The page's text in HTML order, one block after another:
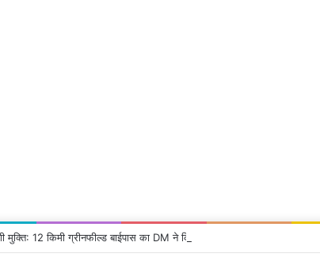
12 किमी ग्रीनफील्ड बाईपास का DM ने किया निरीक्षण, दिए सख्त निर्देश